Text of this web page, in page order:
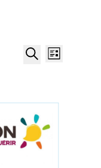
de
vues
de
Liste